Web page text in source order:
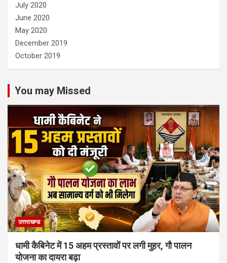
July 2020
June 2020
May 2020
December 2019
October 2019
You may Missed
उत्तराखण्ड
धामी कैबिनेट में 15 अहम प्रस्तावों पर लगी मुहर, गौ पालन
योजना का दायरा बढ़ा